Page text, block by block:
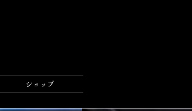
ショップ